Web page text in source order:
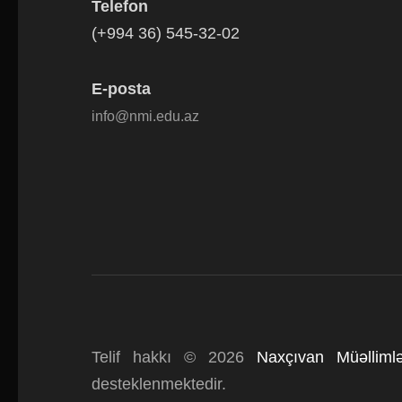
Telefon
(+994 36) 545-32-02
E-posta
info@nmi.edu.az
Telif hakkı © 2026 Naxçıvan
desteklenmektedir.